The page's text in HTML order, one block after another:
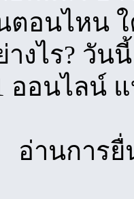
ตอนไหน
างไร? วัน
ออนไลน์ แ
อ่านการ